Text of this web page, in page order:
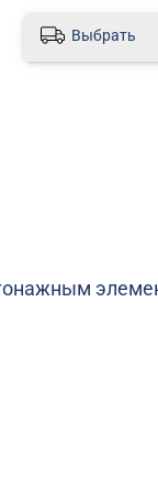
Выбрать